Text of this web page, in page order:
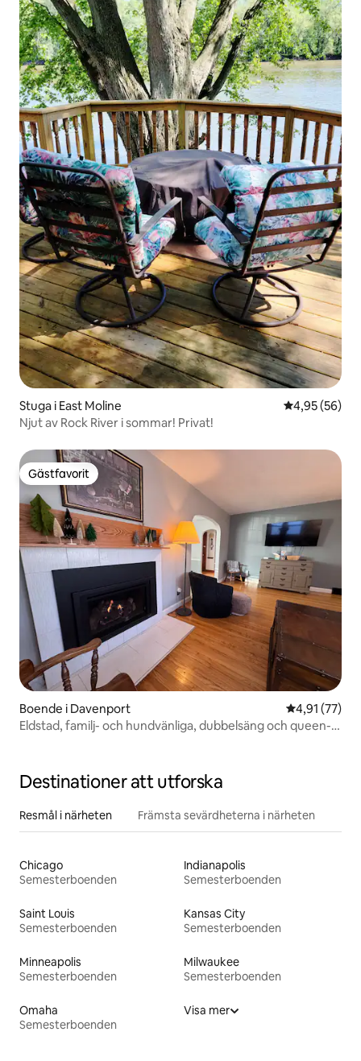
Stuga i East Moline 4,95 av 5 i
4,95 (56)
Njut av Rock River i sommar! Privat!
Gästfavorit
Gästfavorit
Boende i Davenport 4,91 av 5 i
4,91 (77)
Eldstad, familj- och hundvänliga, dubbelsäng och queen-
Destinationer att utforska
Resmål i närheten Främsta sevärdheterna i närheten
Chicago
Semesterboenden
Indianapolis
Semesterboenden
Saint Louis
Semesterboenden
Kansas City
Semesterboenden
Minneapolis
Semesterboenden
Milwaukee
Semesterboenden
Omaha
Semesterboenden
Visa mer